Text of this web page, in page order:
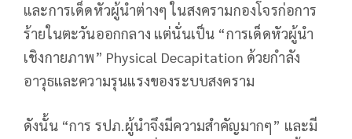
และการเด็ดหัวผู้นำต่างๆ ในสงครามกองโจรก่อการ
ร้ายในตะวันออกกลาง แต่นั่นเป็น “การเด็ดหัวผู้นำ
เชิงกายภาพ” Physical Decapitation ด้วยกำลัง
อาวุธและความรุนแรงของระบบสงคราม
ดังนั้น “การ รปภ.ผู้นำจึงมีความสำคัญมากๆ” และมี